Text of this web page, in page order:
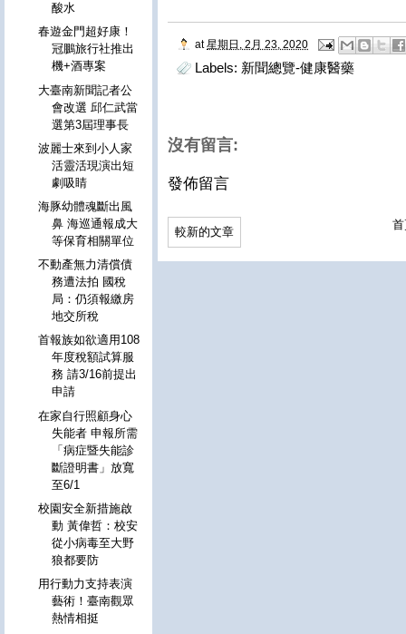
at 星期日, 2月 23, 2020
Labels: 新聞總覽-健康醫藥
沒有留言:
發佈留言
較新的文章
酸水
春遊金門超好康！
冠鵬旅行社推出
機+酒專案
大臺南新聞記者公
會改選 邱仁武當
選第3屆理事長
波麗士來到小人家
活靈活現演出短
劇吸睛
海豚幼體魂斷出風
鼻 海巡通報成大
等保育相關單位
不動產無力清償債
務遭法拍 國稅
局：仍須報繳房
地交所稅
首報族如欲適用108
年度稅額試算服
務 請3/16前提出
申請
在家自行照顧身心
失能者 申報所需
「病症暨失能診
斷證明書」放寬
至6/1
校園安全新措施啟
動 黃偉哲：校安
從小病毒至大野
狼都要防
用行動力支持表演
藝術！臺南觀眾
熱情相挺